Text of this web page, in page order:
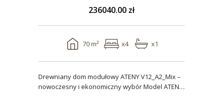
236040.00 zł
70 m² x4 x1
Drewniany dom modułowy ATENY V12_A2_Mix –
nowoczesny i ekonomiczny wybór Model ATENY